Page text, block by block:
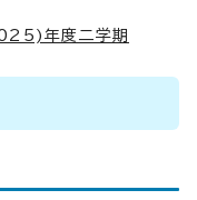
年度二学期